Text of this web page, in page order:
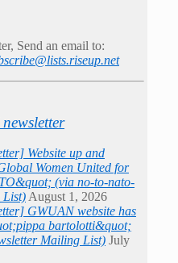
Send an email to:
Website up and
Women United for
(via no-to-nato-
List) August 1, 2026
GWUAN website has
bartolotti&quot;
Mailing List) July